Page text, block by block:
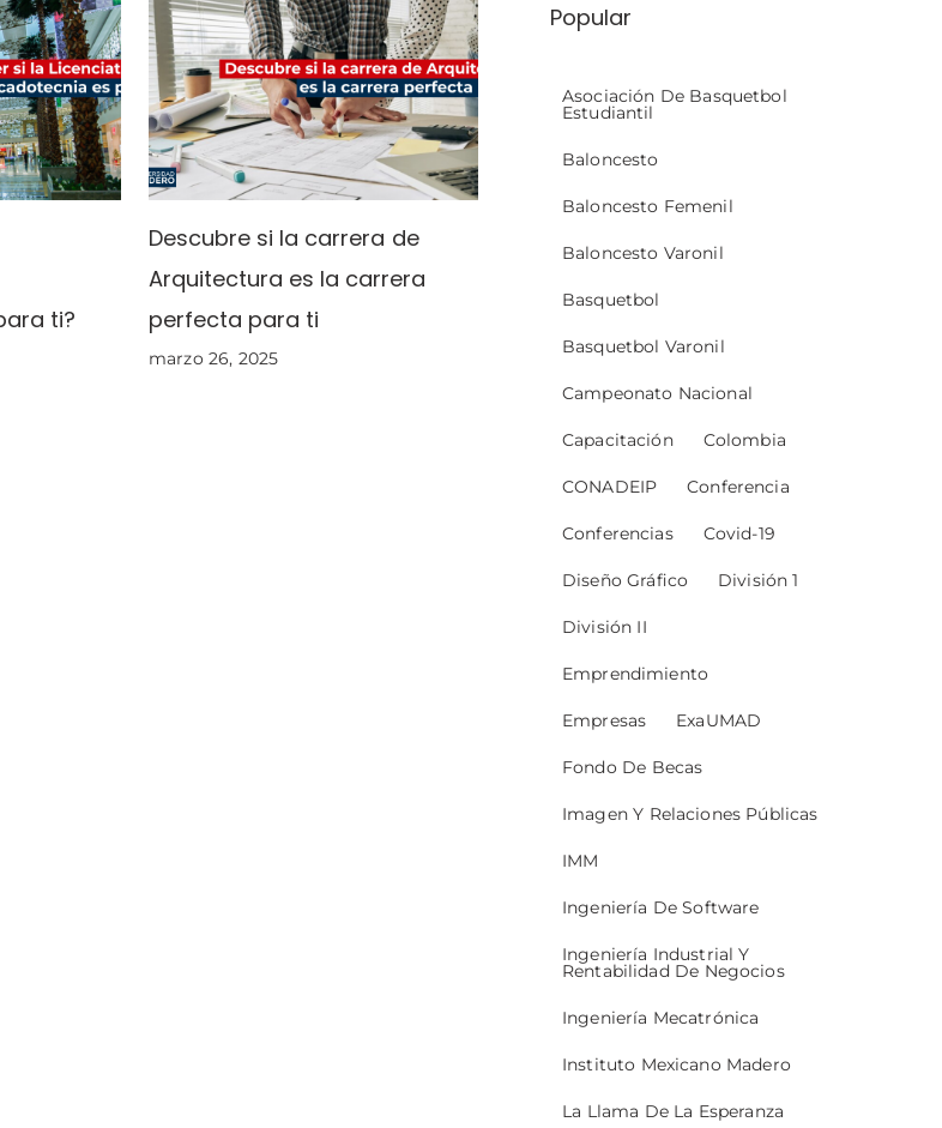
ti?
Descubre si la carrera de
Arquitectura es la carrera
perfecta para ti
marzo 26, 2025
Popular
Asociación De Basquetbol
Estudiantil
Baloncesto
Baloncesto Femenil
Baloncesto Varonil
Basquetbol
Basquetbol Varonil
Campeonato Nacional
Capacitación Colombia
CONADEIP Conferencia
Conferencias Covid-19
Diseño Gráfico División 1
División II
Emprendimiento
Empresas ExaUMAD
Fondo De Becas
Imagen Y Relaciones Públicas
IMM
Ingeniería De Software
Ingeniería Industrial Y
Rentabilidad De Negocios
Ingeniería Mecatrónica
Instituto Mexicano Madero
La Llama De La Esperanza